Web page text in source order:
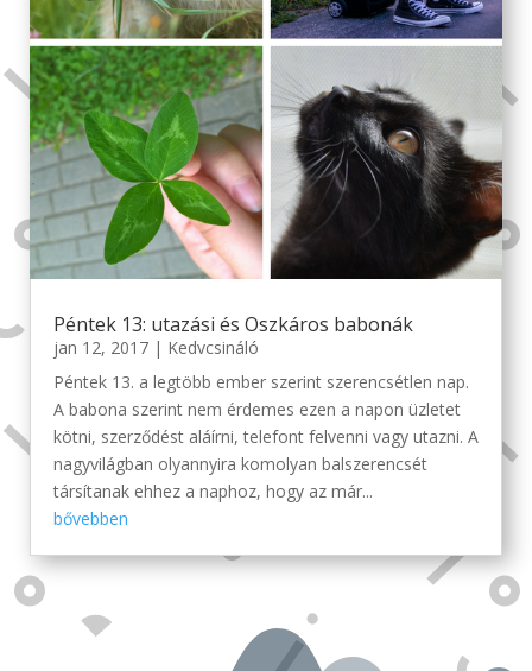
Péntek 13: utazási és Oszkáros babonák
jan 12, 2017| Kedvcsináló
Péntek 13. a legtöbb ember szerint szerencsétlen nap.
A babona szerint nem érdemes ezen a napon üzletet
kötni, szerződést aláírni, telefont felvenni vagy utazni. A
nagyvilágban olyannyira komolyan balszerencsét
társítanak ehhez a naphoz, hogy az már...
bővebben